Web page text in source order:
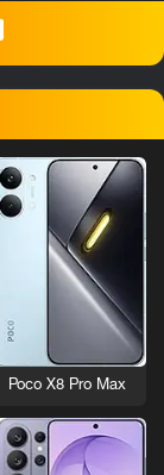
Poco X8 Pro Max